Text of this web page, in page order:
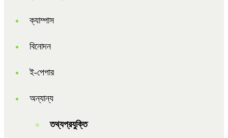
ক্যাম্পাস
বিনোদন
ই-পেপার
অন্যান্য
তথ্যপ্রযুক্তি